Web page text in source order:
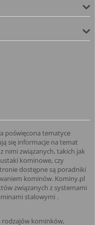
poświęcona tematyce
się informacje na temat
nimi związanych, takich jak
kominowe, czy
dostępne są poradniki
kominów. Kominy.pl
związanych z systemami
stalowymi .
rodzajów kominków,